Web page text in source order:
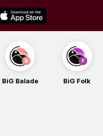
BiG Balade BiG Folk